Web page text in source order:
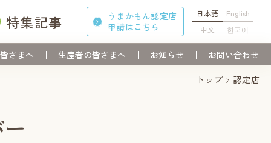
特集記事
うまかもん認定店
申請はこちら
日本語
English
中文
한국어
さまへ 生産者の皆さまへ お知らせ お問い合わせ
トップ 認定店